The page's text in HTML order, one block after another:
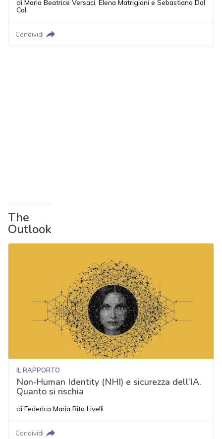
di Maria Beatrice Versaci, Elena Matrigiani e Sebastiano Dal
Col
Condividi
The
Outlook
IL RAPPORTO
Non‑Human Identity (NHI) e sicurezza dell’IA.
Quanto si rischia
di Federica Maria Rita Livelli
Condividi